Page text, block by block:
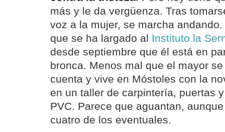
más y le da vergüenza. Tras
voz a la mujer, se marcha
que se ha largado al Instituto la
desde septiembre que él está en
bronca. Menos mal que el mayor
cuenta y vive en Móstoles con la
en un taller de carpintería, puertas
PVC. Parece que aguantan,
cuatro de los eventuales.